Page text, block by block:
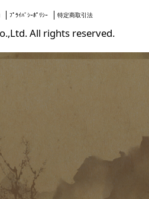
ﾌﾟﾗｲﾊﾞｼｰﾎﾟﾘｼｰ 特定商取引法
All rights reserved.